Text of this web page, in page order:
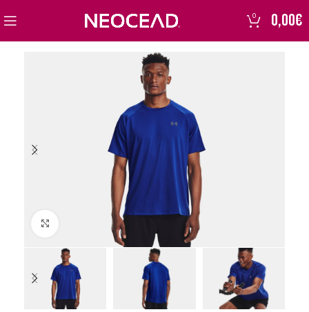
0 0,00€
Click to enlarge